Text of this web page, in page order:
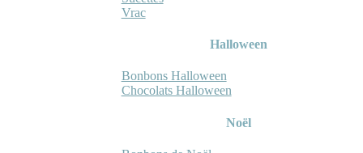
Vrac
Halloween
Bonbons Halloween
Chocolats Halloween
Noël